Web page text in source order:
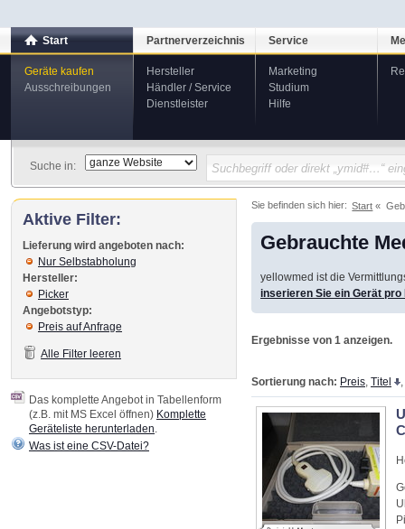
Start
Geräte kaufen
Ausschreibungen
Partnerverzeichnis
Hersteller
Händler / Service
Dienstleister
Service
Marketing
Studium
Hilfe
Suche in:
Sie befinden sich hier: Start
Gebrauchte
yellowmed ist die
inserieren Sie ein Gerät
Ergebnisse von 1 anzeigen.
Sortierung nach: Preis Titel
Aktive Filter:
Lieferung wird angeboten nach:
Nur Selbstabholung
Hersteller:
Picker
Angebotstyp:
Preis auf Anfrage
Alle Filter leeren
Das komplette Angebot in Tabellenform
(z.B. mit MS Excel öffnen) Komplette
Geräteliste herunterladen
Was ist eine CSV-Datei?